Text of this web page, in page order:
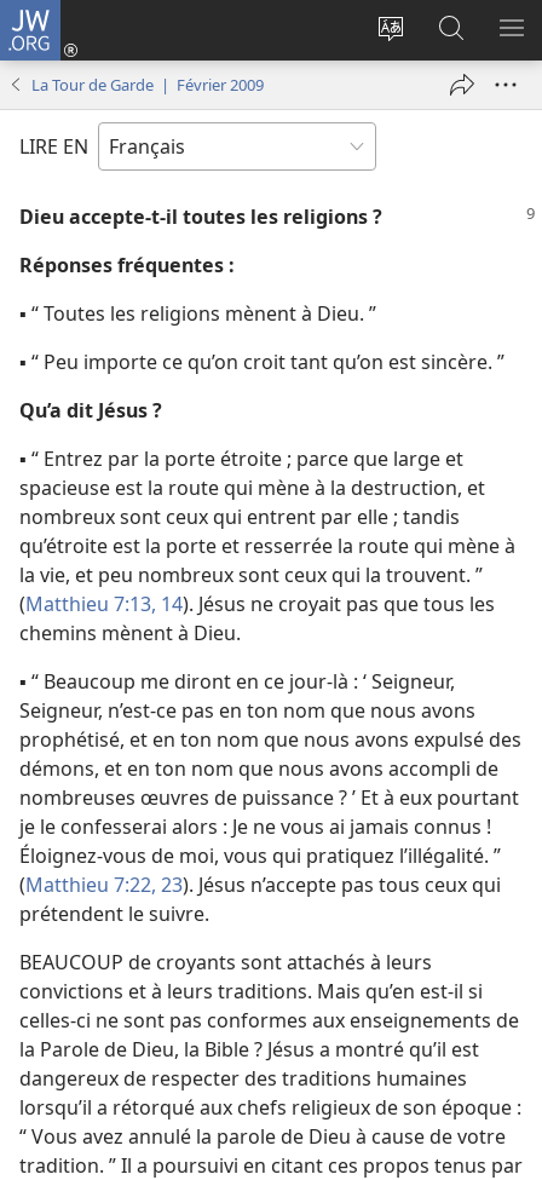
JW.ORG
Changer
langue
Se
connecter
nouvelle
sur
JW.ORG
La Tour de Garde | Février 2009
LIRE EN
Dieu accepte-​t-​il toutes les religions ?
Réponses fréquentes :
▪ “ Toutes les religions mènent à Dieu. ”
▪ “ Peu importe ce qu’on croit tant qu’on est sincère. ”
Qu’a dit Jésus ?
▪ “ Entrez par la porte étroite ; parce que large et
spacieuse est la route qui mène à la destruction, et
nombreux sont ceux qui entrent par elle ; tandis
qu’étroite est la porte et resserrée la route qui mène à
la vie, et peu nombreux sont ceux qui la trouvent. ”
(Matthieu 7:13, 14). Jésus ne croyait pas que tous les
chemins mènent à Dieu.
▪ “ Beaucoup me diront en ce jour-​là : ‘ Seigneur,
Seigneur, n’est-​ce pas en ton nom que nous avons
prophétisé, et en ton nom que nous avons expulsé des
démons, et en ton nom que nous avons accompli de
nombreuses œuvres de puissance ? ’ Et à eux pourtant
je le confesserai alors : Je ne vous ai jamais connus !
Éloignez-​vous de moi, vous qui pratiquez l’illégalité. ”
(Matthieu 7:22, 23). Jésus n’accepte pas tous ceux qui
prétendent le suivre.
BEAUCOUP de croyants sont attachés à leurs
convictions et à leurs traditions. Mais qu’en est-​il si
celles-ci ne sont pas conformes aux enseignements de
la Parole de Dieu, la Bible ? Jésus a montré qu’il est
dangereux de respecter des traditions humaines
lorsqu’il a rétorqué aux chefs religieux de son époque :
“ Vous avez annulé la parole de Dieu à cause de votre
tradition. ” Il a poursuivi en citant ces propos tenus par